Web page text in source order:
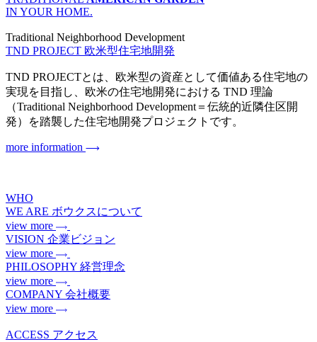
IN YOUR HOME.
Traditional Neighborhood Development
TND PROJECT 欧米型住宅地開発
TND PROJECTとは、欧米型の資産として価値ある住宅地の
実現を目指し、欧米の住宅地開発における TND 理論
（Traditional Neighborhood Development＝伝統的近隣住区開
発）を踏襲した住宅地開発プロジェクトです。
more information
WHO
WE ARE ボウクスについて
view more
VISION 企業ビジョン
view more
PHILOSOPHY 経営理念
view more
COMPANY 会社概要
view more
ACCESS アクセス